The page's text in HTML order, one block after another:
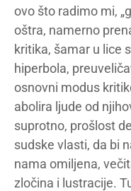
ovo što radimo mi,
oštra, namerno
kritika, šamar u lice
hiperbola,
osnovni modus
abolira ljude od
suprotno, prošlost
sudske vlasti, da bi
nama omiljena,
zločina i lustracije.